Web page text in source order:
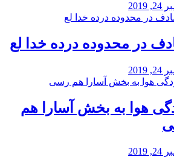
در محدوده درده خدا لع
هوا به بخش آسارا هم